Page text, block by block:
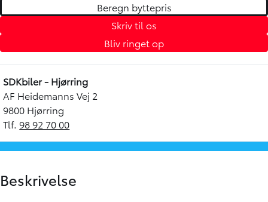
Beregn byttepris
Skriv til os
Bliv ringet op
SDKbiler - Hjørring
AF Heidemanns Vej 2
9800 Hjørring
Tlf.98 92 70 00
Beskrivelse